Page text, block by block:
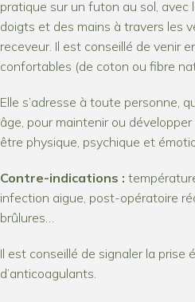
pratique sur un futon au sol, avec
doigts et des mains à travers les
receveur. Il est conseillé de venir
confortables (de coton ou fibre
Elle s’adresse à toute personne,
âge, pour maintenir ou
être physique, psychique et
Contre-indications :
infection aigue, post-opératoire
brûlures…
Il est conseillé de signaler la prise
d’anticoagulants.